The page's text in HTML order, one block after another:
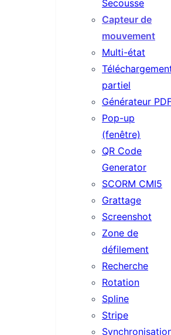
Secousse
Capteur de
mouvement
Multi-état
partiel
Générateur
Pop-up
(fenêtre)
QR Code
Generator
SCORM CMI5
Grattage
Screenshot
Zone de
défilement
Recherche
Rotation
Spline
Stripe